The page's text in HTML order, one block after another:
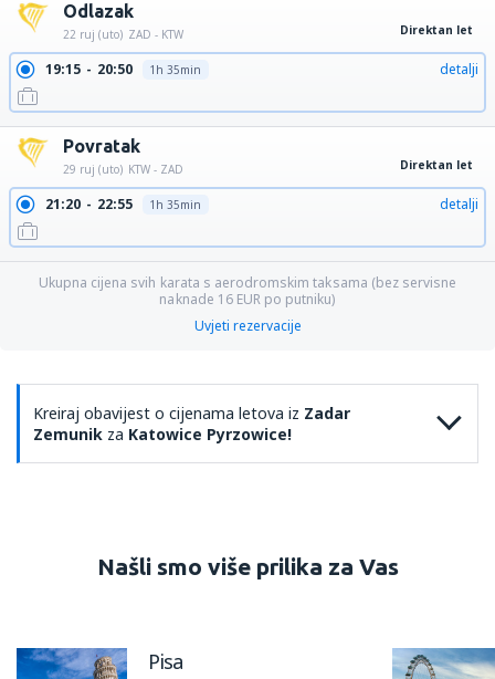
Odlazak
22 ruj (uto) ZAD - KTW Direktan let
19:15 20:50 1h 35min detalji
Povratak
29 ruj (uto) KTW - ZAD Direktan let
21:20 22:55 1h 35min detalji
Ukupna cijena svih karata s aerodromskim taksama (bez servisne
naknade 16 EUR po putniku)
Uvjeti rezervacije
Kreiraj obavijest o cijenama letova iz Zadar
Zemunik za Katowice Pyrzowice!
Našli smo više prilika za Vas
Pisa